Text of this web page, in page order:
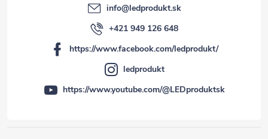
info@ledprodukt.sk
+421 949 126 648
https://www.facebook.com/ledprodukt/
ledprodukt
https://www.youtube.com/@LEDproduktsk